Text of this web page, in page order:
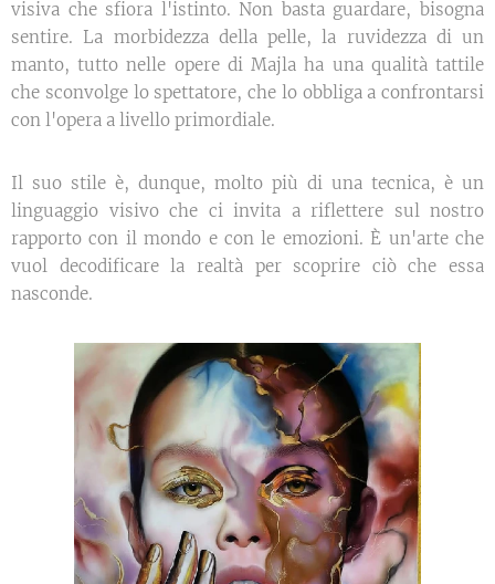
visiva che sfiora l'istinto. Non basta guardare, bisogna
sentire. La morbidezza della pelle, la ruvidezza di un
manto, tutto nelle opere di Majla ha una qualità tattile
che sconvolge lo spettatore, che lo obbliga a confrontarsi
con l'opera a livello primordiale.
Il suo stile è, dunque, molto più di una tecnica, è un
linguaggio visivo che ci invita a riflettere sul nostro
rapporto con il mondo e con le emozioni. È un'arte che
vuol decodificare la realtà per scoprire ciò che essa
nasconde.